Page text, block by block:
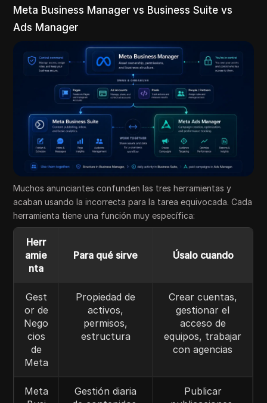
Meta Business Manager vs Business Suite vs
Ads Manager
Muchos anunciantes confunden las tres herramientas y
acaban usando la incorrecta para la tarea equivocada. Cada
herramienta tiene una función muy específica:
Herr
amie
nta
Para qué sirve Úsalo cuando
Gest
or de
Nego
cios
de
Meta
Propiedad de
activos,
permisos,
estructura
Crear cuentas,
gestionar el
acceso de
equipos, trabajar
con agencias
Meta
Gestión diaria
Publicar